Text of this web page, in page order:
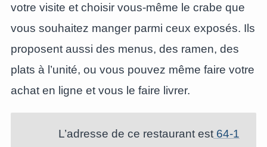
votre visite et choisir vous-même le crabe que
vous souhaitez manger parmi ceux exposés. Ils
proposent aussi des menus, des ramen, des
plats à l’unité, ou vous pouvez même faire votre
achat en ligne et vous le faire livrer.
L’adresse de ce restaurant est64-1